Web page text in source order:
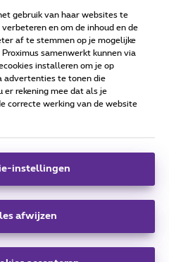
Accessibility statement
Proximus
beheerd conform het
Brussel.
gebruik van haar websites te
en om de inhoud en de
af te stemmen op je mogelijke
samenwerkt kunnen via
installeren om je op
advertenties te tonen die
er rekening mee dat als je
correcte werking van de website
instellingen
afwijzen